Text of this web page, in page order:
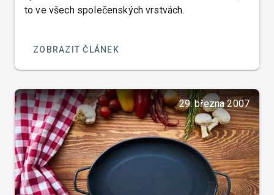
to ve všech společenských vrstvách.
ZOBRAZIT ČLÁNEK
29. března 2007